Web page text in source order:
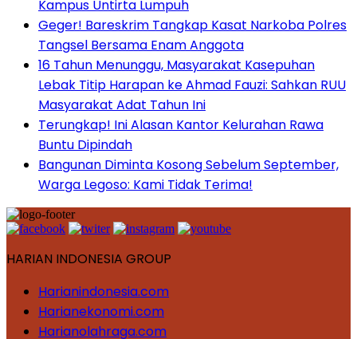
Kampus Untirta Lumpuh
Geger! Bareskrim Tangkap Kasat Narkoba Polres
Tangsel Bersama Enam Anggota
16 Tahun Menunggu, Masyarakat Kasepuhan
Lebak Titip Harapan ke Ahmad Fauzi: Sahkan RUU
Masyarakat Adat Tahun Ini
Terungkap! Ini Alasan Kantor Kelurahan Rawa
Buntu Dipindah
Bangunan Diminta Kosong Sebelum September,
Warga Legoso: Kami Tidak Terima!
HARIAN INDONESIA GROUP
Harianindonesia.com
Harianekonomi.com
Harianolahraga.com